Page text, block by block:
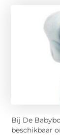
Bij De
beschikbaar